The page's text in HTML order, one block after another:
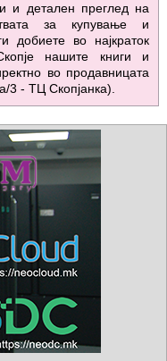
и детален преглед на
за купување и
добиете во најкраток
нашите книги и
во продавницата
3 - ТЦ Скопјанка).